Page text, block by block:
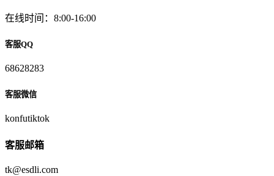
在线时间：8:00-16:00
客服QQ
68628283
客服微信
konfutiktok
客服邮箱
tk@esdli.com